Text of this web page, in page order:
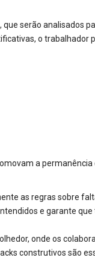
serão analisados
o trabalhador
a permanência
as regras sobre
e garante
onde os
construtivos são